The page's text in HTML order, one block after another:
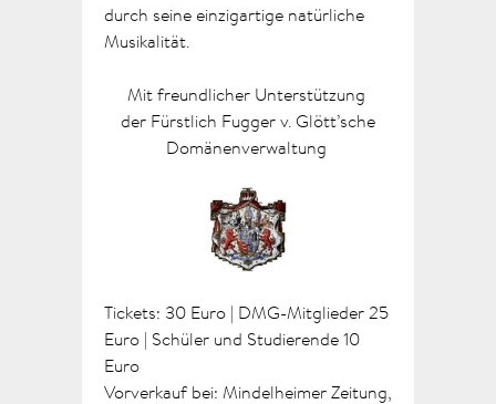
durch seine einzigartige natürliche
Musikalität.
Mit freundlicher Unterstützung
der Fürstlich Fugger v. Glött’sche
Domänenverwaltung
Tickets: 30 Euro | DMG-Mitglieder 25
Euro | Schüler und Studierende 10
Euro
Vorverkauf bei: Mindelheimer Zeitung,